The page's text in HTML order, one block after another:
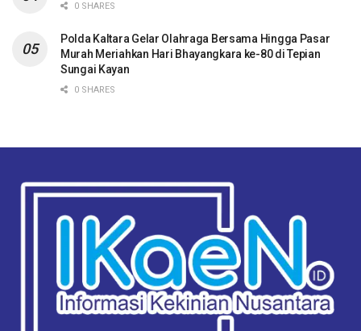
0 SHARES
Polda Kaltara Gelar Olahraga Bersama Hingga Pasar
Murah Meriahkan Hari Bhayangkara ke-80 di Tepian
Sungai Kayan
0 SHARES